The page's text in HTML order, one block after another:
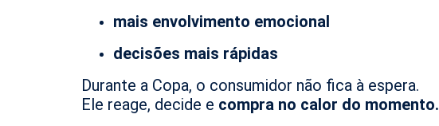
mais envolvimento emocional
decisões mais rápidas
Durante a Copa, o consumidor não fica à espera.
Ele reage, decide e compra no calor do momento.